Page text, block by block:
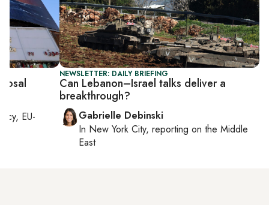
NEWSLETTER: DAILY BRIEFING
Can Lebanon–Israel talks deliver a
breakthrough?
Gabrielle Debinski
In New York City, reporting onthe Middle
East
EU-